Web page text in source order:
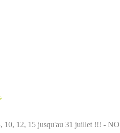
12, 15 jusqu'au 31 juillet !!! -